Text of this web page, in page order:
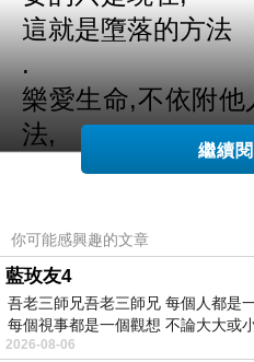
這就是墮落的方法
.
樂愛生命,不依附
法,
這是心上自由,最簡
喜-自它,怒-看它,哀-
人是群體所以隨它,
它
不受任何外在環境
繼續
你可能感興趣的文章
藍玫友4
吾老三師兄吾老三師兄 每個人都是
每個視事都是一個觀想 不論大大或
2026-08-06